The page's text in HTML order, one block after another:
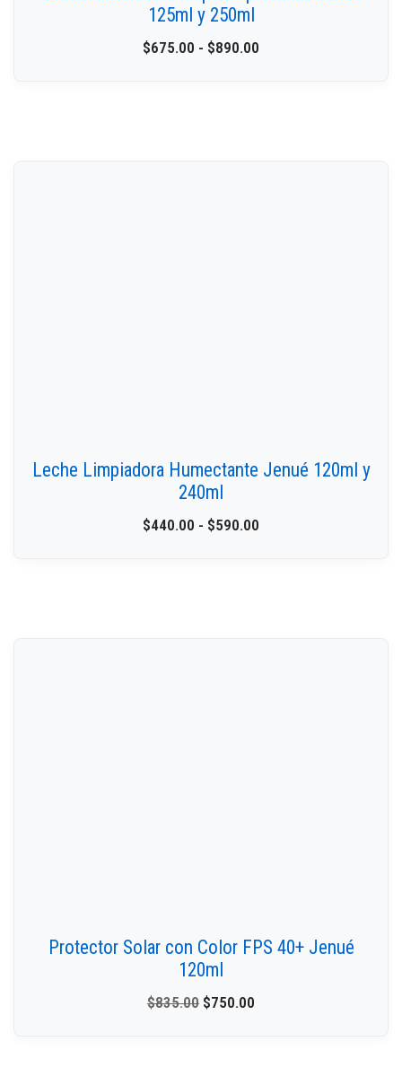
125ml y 250ml
$675.00 - $890.00
Leche Limpiadora Humectante Jenué 120ml y
240ml
$440.00 - $590.00
Protector Solar con Color FPS 40+ Jenué
120ml
$835.00 $750.00